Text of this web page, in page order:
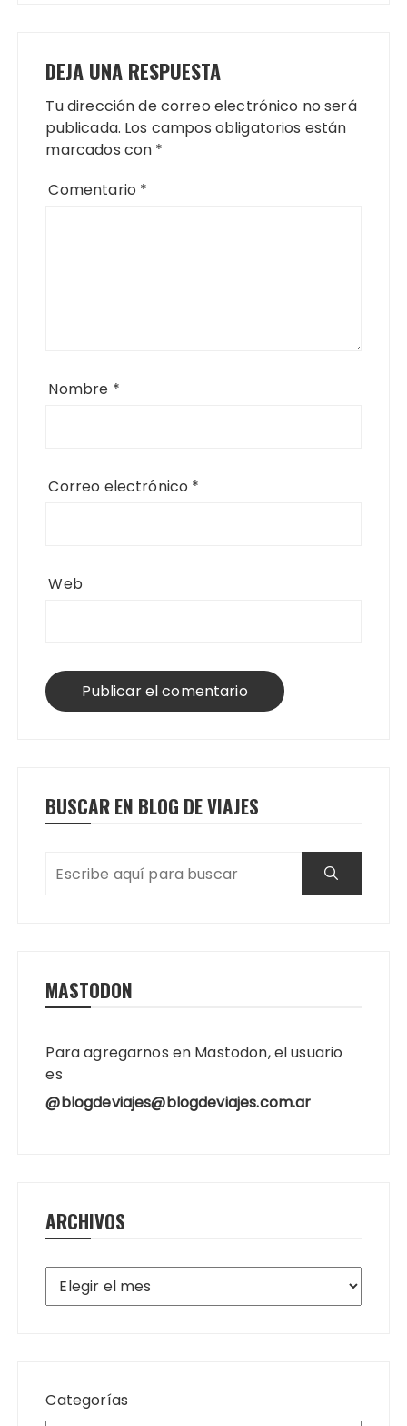
DEJA UNA RESPUESTA
Tu dirección de correo electrónico no será
publicada. Los campos obligatorios están
marcados con *
Comentario *
Nombre *
Correo electrónico *
Web
BUSCAR EN BLOG DE VIAJES
MASTODON
Para agregarnos en Mastodon, el usuario
es
@blogdeviajes@blogdeviajes.com.ar
ARCHIVOS
Archivos
Categorías